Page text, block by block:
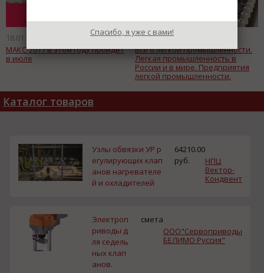
18.01.2017
МАКС-2017 в этом году пройдет
в июле
15.01.2017
Всё о легкой промышленности.
Легкая промышленность в
России и в мире. Предприятия
легкой промышленности.
Каталог товаров
Узлы обвязки УР р
егулирующих клап
анов нагревателе
й и охладителей
64210.00
руб.
НПЦ
Вектор-
Кондвент
Электроп
риводы д
ля седель
ных клап
анов.
смета
ООО"Сервоприводы
БЕЛИМО Руссия"
Спасибо, я уже с вами!